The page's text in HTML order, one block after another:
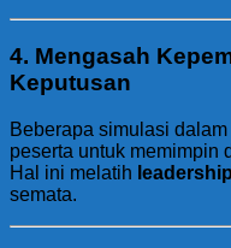
4. Mengasah
Keputusan
Beberapa simulasi
peserta untuk memimpin
Hal ini melatih leadership
semata.